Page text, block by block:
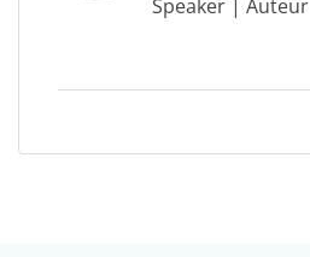
Speaker | Auteur